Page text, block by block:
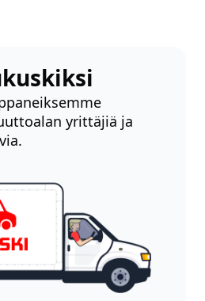
yrittäjiä ja